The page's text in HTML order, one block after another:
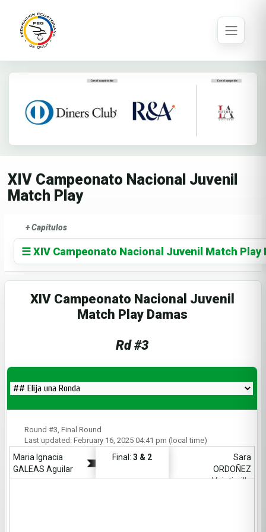
XIV Campeonato Nacional Juvenil
Match Play
+ Capítulos
☰ XIV Campeonato Nacional Juvenil Match Play
XIV Campeonato Nacional Juvenil
Match Play Damas
Rd#3
Round #3, Final Round
Last updated: February 16, 2025 04:41 pm (local time)
Maria Ignacia
GALEAS Aguilar
Final:3 & 2
Sara
ORDOÑEZ
Veintimilla